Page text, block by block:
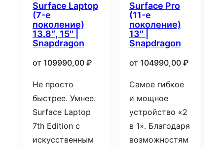
Surface Laptop
(7-е
поколение)
13.8″, 15″ |
Snapdragon
от 109990,00 ₽
Не просто
быстрее. Умнее.
Surface Laptop
7th Edition с
искусственным
Surface Pro
(11-е
поколение)
13″ |
Snapdragon
от 104990,00 ₽
Самое гибкое
и мощное
устройство «2
в 1». Благодаря
возможностям